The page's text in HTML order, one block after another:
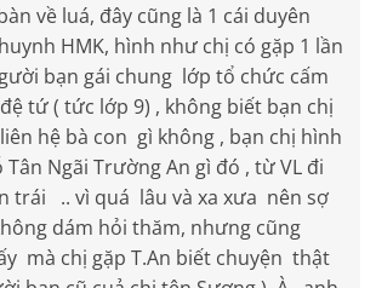
về luá, đây cũng là 1 cái duyên
HMK, hình như chị có gặp 1 lần
bạn gái chung lớp tổ chức cấm
tứ ( tức lớp 9) , không biết bạn chị
hệ bà con gì không , bạn chị hình
Ngãi Trường An gì đó , từ VL đi
trái .. vì quá lâu và xa xưa nên sợ
dám hỏi thăm, nhưng cũng
mà chị gặp T.An biết chuyện thật